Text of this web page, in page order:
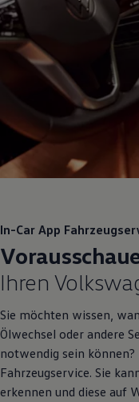
In-Car App
Ihren
Sie möchten wissen,
Ölwechsel oder andere
notwendig sein können?
Fahrzeugservice. Sie
erkennen und diese auf